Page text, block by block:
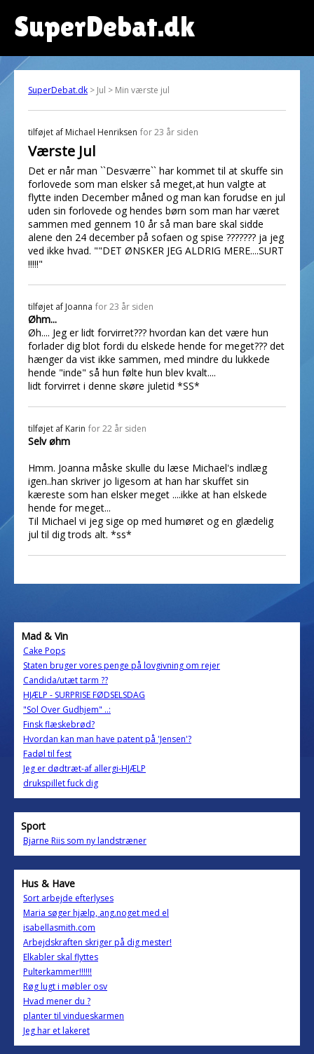
SuperDebat.dk
SuperDebat.dk > Jul > Min værste jul
tilføjet af Michael Henriksen for 23 år siden
Værste Jul
Det er når man ``Desværre`` har kommet til at skuffe sin
forlovede som man elsker så meget,at hun valgte at
flytte inden December måned og man kan forudse en jul
uden sin forlovede og hendes børn som man har været
sammen med gennem 10 år så man bare skal sidde
alene den 24 december på sofaen og spise ??????? ja jeg
ved ikke hvad. ""DET ØNSKER JEG ALDRIG MERE....SURT
!!!!!"
tilføjet af Joanna for 23 år siden
Øhm...
Øh.... Jeg er lidt forvirret??? hvordan kan det være hun
forlader dig blot fordi du elskede hende for meget??? det
hænger da vist ikke sammen, med mindre du lukkede
hende "inde" så hun følte hun blev kvalt....
lidt forvirret i denne skøre juletid *SS*
tilføjet af Karin for 22 år siden
Selv øhm
Hmm. Joanna måske skulle du læse Michael's indlæg
igen..han skriver jo ligesom at han har skuffet sin
kæreste som han elsker meget ....ikke at han elskede
hende for meget...
Til Michael vi jeg sige op med humøret og en glædelig
jul til dig trods alt. *ss*
Mad & Vin
Cake Pops
Staten bruger vores penge på lovgivning om rejer
Candida/utæt tarm ??
HJÆLP - SURPRISE FØDSELSDAG
"Sol Over Gudhjem" ..:
Finsk flæskebrød?
Hvordan kan man have patent på 'Jensen'?
Fadøl til fest
Jeg er dødtræt-af allergi-HJÆLP
drukspillet fuck dig
Sport
Bjarne Riis som ny landstræner
Hus & Have
Sort arbejde efterlyses
Maria søger hjælp, ang.noget med el
isabellasmith.com
Arbejdskraften skriger på dig mester!
Elkabler skal flyttes
Pulterkammer!!!!!!
Røg lugt i møbler osv
Hvad mener du ?
planter til vindueskarmen
Jeg har et lakeret